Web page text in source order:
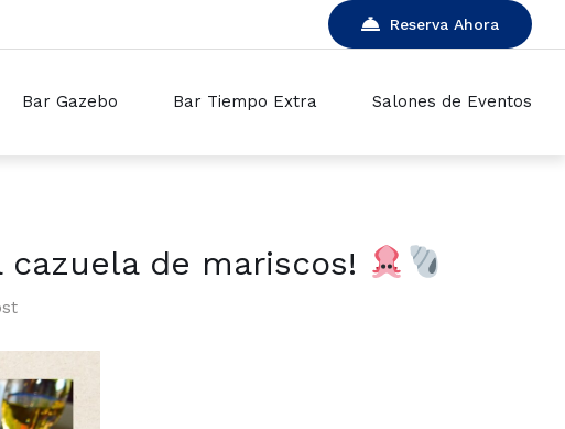
Reserva Ahora
Bar Gazebo Bar Tiempo Extra Salones de Eventos
de mariscos!